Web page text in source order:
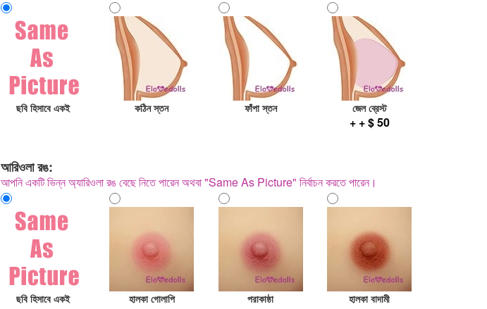
ছবি হিসাবে একই কঠিন স্তন ফাঁপা স্তন জেল ব্রেস্ট
+ + $ 50
আরিওলা রঙ:
আপনি একটি ভিন্ন অ্যারিওলা রঙ বেছে নিতে পারেন অথবা "Same As Picture" নির্বাচন করতে পারেন।
ছবি হিসাবে একই হালকা গোলাপি পরাকাষ্ঠা হালকা বাদামী